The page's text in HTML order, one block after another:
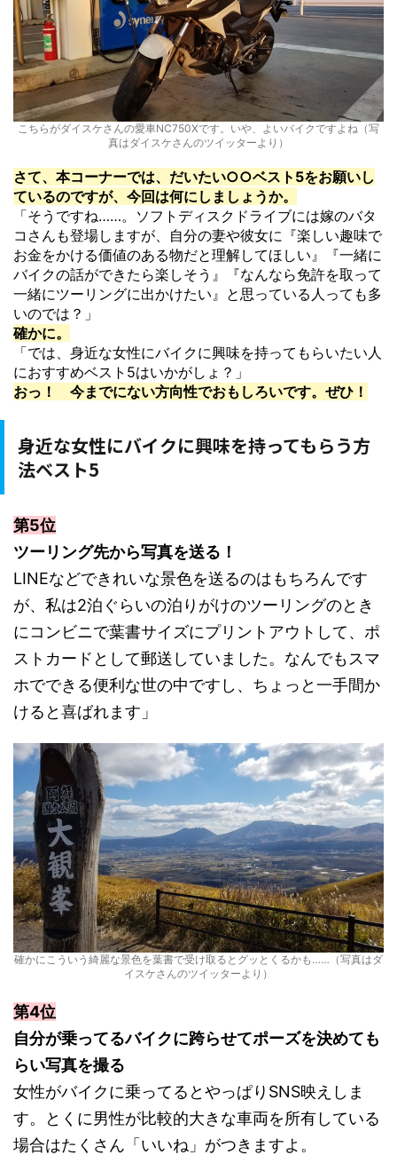
こちらがダイスケさんの愛車NC750Xです。いや、よいバイクですよね（写
真はダイスケさんのツイッターより）
さて、本コーナーでは、だいたい○○ベスト5をお願いし
ているのですが、今回は何にしましょうか。
「そうですね……。ソフトディスクドライブには嫁のバタ
コさんも登場しますが、自分の妻や彼女に『楽しい趣味で
お金をかける価値のある物だと理解してほしい』『一緒に
バイクの話ができたら楽しそう』『なんなら免許を取って
一緒にツーリングに出かけたい』と思っている人っても多
いのでは？」
確かに。
「では、身近な女性にバイクに興味を持ってもらいたい人
におすすめベスト5はいかがしょ？」
おっ！ 今までにない方向性でおもしろいです。ぜひ！
身近な女性にバイクに興味を持ってもらう方
法ベスト5
第5位
ツーリング先から写真を送る！
LINEなどできれいな景色を送るのはもちろんです
が、私は2泊ぐらいの泊りがけのツーリングのとき
にコンビニで葉書サイズにプリントアウトして、ポ
ストカードとして郵送していました。なんでもスマ
ホでできる便利な世の中ですし、ちょっと一手間か
けると喜ばれます」
確かにこういう綺麗な景色を葉書で受け取るとグッとくるかも……（写真はダ
イスケさんのツイッターより）
第4位
自分が乗ってるバイクに跨らせてポーズを決めても
らい写真を撮る
女性がバイクに乗ってるとやっぱりSNS映えしま
す。とくに男性が比較的大きな車両を所有している
場合はたくさん「いいね」がつきますよ。